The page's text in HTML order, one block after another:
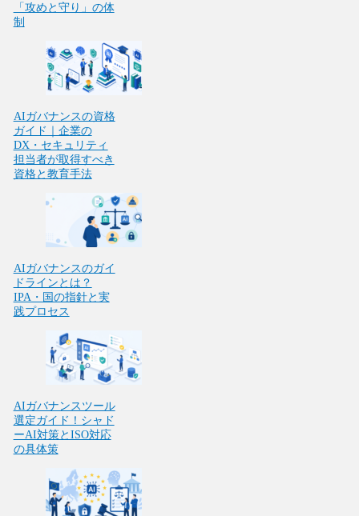
「攻めと守り」の体
制
AIガバナンスの資格
ガイド｜企業の
DX・セキュリティ
担当者が取得すべき
資格と教育手法
AIガバナンスのガイ
ドラインとは？
IPA・国の指針と実
践プロセス
AIガバナンスツール
選定ガイド！シャド
ーAI対策とISO対応
の具体策